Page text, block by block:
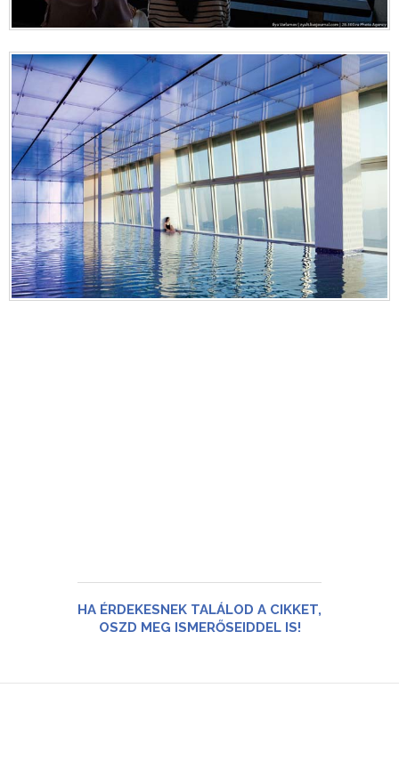
HA ÉRDEKESNEK TALÁLOD A CIKKET,
OSZD MEG ISMERŐSEIDDEL IS!